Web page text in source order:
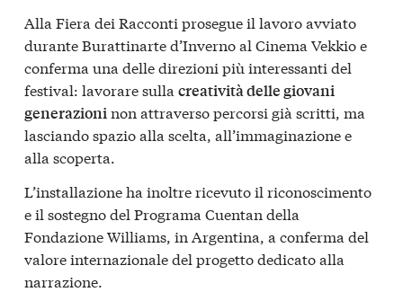
Alla Fiera dei Racconti prosegue il lavoro avviato
durante Burattinarte d’Inverno al Cinema Vekkio e
conferma una delle direzioni più interessanti del
festival: lavorare sulla creatività delle giovani
generazioninon attraverso percorsi già scritti, ma
lasciando spazio alla scelta, all’immaginazione e
alla scoperta.
L’installazione ha inoltre ricevuto il riconoscimento
e il sostegno del Programa Cuentan della
Fondazione Williams, in Argentina, a conferma del
valore internazionale del progetto dedicato alla
narrazione.